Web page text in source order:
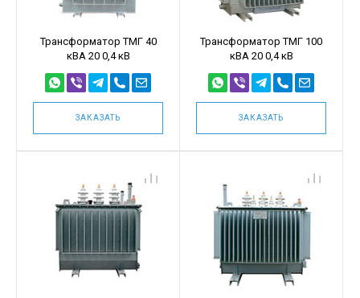
Трансформатор ТМГ 40
кВА 20 0,4 кВ
ЗАКАЗАТЬ
Трансформатор ТМГ 100
кВА 20 0,4 кВ
ЗАКАЗАТЬ